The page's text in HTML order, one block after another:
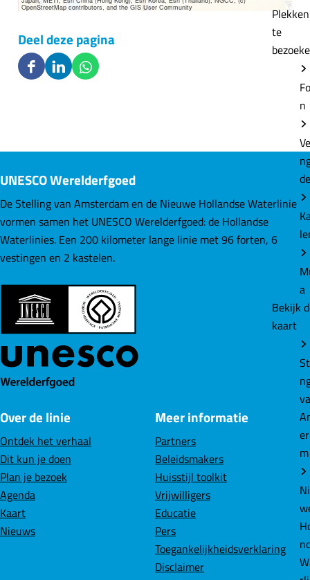
te
n
a
Bekijk
kaart
m
OpenStreetMap contributors, and the GIS User Community
Deel deze pagina
D
z
e
p
a
g
n
a
o
p
F
a
e
b
o
o
k
D
z
e
p
a
g
n
p
L
i
k
d
I
n
D
z
e
p
a
g
n
a
o
p
W
A
UNESCO Werelderfgoed
De Stelling van Amsterdam en de Nieuwe Hollandse Waterlinie
vormen samen het UNESCO Werelderfgoed: de Hollandse
Waterlinies. Een 200 kilometer lange linie met 96 forten, 6
vestingen en 2 kastelen.
Over de linie
Ontdek het verhaal
Dit kun je doen
Plan je bezoek
Agenda
Kaart
Nieuws
Meer informatie
Partners
Beleidsmakers
Huisstijl toolkit
Vrijwilligers
Educatie
Pers
Toegankelijkheidsverklaring
Disclaimer